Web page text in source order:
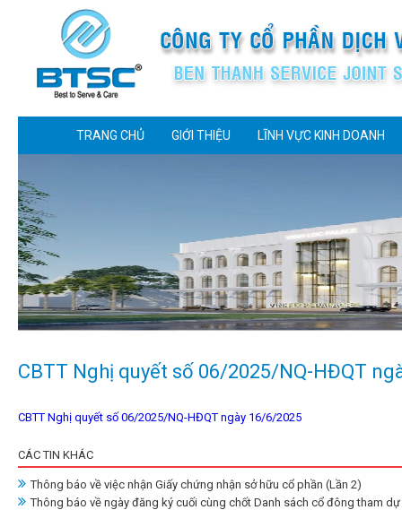
TRANG CHỦ GIỚI THIỆU LĨNH VỰC KINH DOANH
CBTT Nghị quyết số 06/2025/NQ-HĐQT
CBTT Nghị quyết số 06/2025/NQ-HĐQT ngày 16/6/2025
CÁC TIN KHÁC
Thông báo về việc nhận Giấy chứng nhận sở hữu cổ phần (Lần 2)
Thông báo về ngày đăng ký cuối cùng chốt Danh sách cổ đông tham